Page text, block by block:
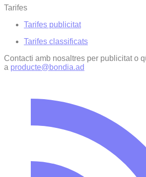
Tarifes
Tarifes publicitat
Tarifes classificats
Contacti amb nosaltres per publicitat o
a producte@bondia.ad